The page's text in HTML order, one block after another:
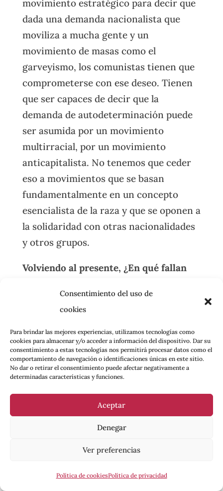
Consentimiento del uso de
cookies
Para brindar las mejores experiencias, utilizamos tecnologías como
cookies para almacenar y/o acceder a información del dispositivo. Dar su
consentimiento a estas tecnologías nos permitirá procesar datos como el
comportamiento de navegación o identificaciones únicas en este sitio.
No dar o retirar el consentimiento puede afectar negativamente a
determinadas características y funciones.
Aceptar
Denegar
Ver preferencias
Política de cookiesPolítica de privacidad
movimiento estratégico para decir que
dada una demanda nacionalista que
moviliza a mucha gente y un
movimiento de masas como el
garveyismo, los comunistas tienen que
comprometerse con ese deseo. Tienen
que ser capaces de decir que la
demanda de autodeterminación puede
ser asumida por un movimiento
multirracial, por un movimiento
anticapitalista. No tenemos que ceder
eso a movimientos que se basan
fundamentalmente en un concepto
esencialista de la raza y que se oponen a
la solidaridad con otras nacionalidades
y otros grupos.
Volviendo al presente, ¿En qué fallan
izquierda actual y cuál es su
propuesta?
En primer lugar, suprimen esta
historia, uno de los aspectos más
preciosos de la historia del marxismo y
global en el siglo XX. La suprimen en
análisis incorrecto, que es frecuente en